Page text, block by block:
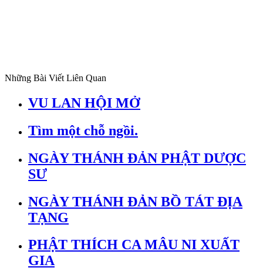
Những Bài Viết Liên Quan
VU LAN HỘI MỞ
Tìm một chỗ ngồi.
NGÀY THÁNH ĐẢN PHẬT DƯỢC
SƯ
NGÀY THÁNH ĐẢN BỒ TÁT ĐỊA
TẠNG
PHẬT THÍCH CA MÂU NI XUẤT
GIA